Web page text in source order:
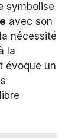
symbolise
avec son
nécessité
la
évoque un